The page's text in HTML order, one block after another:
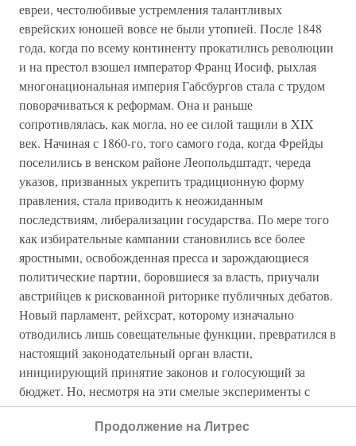
евреи, честолюбивые устремления талантливых
еврейских юношей вовсе не были утопией. После 1848
года, когда по всему континенту прокатились революции
и на престол взошел император Франц Иосиф, рыхлая
многонациональная империя Габсбургов стала с трудом
поворачиваться к реформам. Она и раньше
сопротивлялась, как могла, но ее силой тащили в XIX
век. Начиная с 1860-го, того самого года, когда Фрейды
поселились в венском районе Леопольдштадт, череда
указов, призванных укрепить традиционную форму
правления, стала приводить к неожиданным
последствиям, либерализации государства. По мере того
как избирательные кампании становились все более
яростными, освобожденная пресса и зарождающиеся
политические партии, боровшиеся за власть, приучали
австрийцев к рискованной риторике публичных дебатов.
Новый парламент, рейхсрат, которому изначально
отводились лишь совещательные функции, превратился в
настоящий законодательный орган власти,
инициирующий принятие законов и голосующий за
бюджет. Но, несмотря на эти смелые эксперименты с
представительным правлением, в политической жизни
участвовало меньшинство. Даже избирательные реформы
Продолжение на Литрес